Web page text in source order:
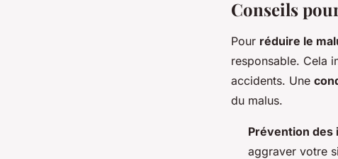
Conseils
Pour réduire le
responsable. Cela
accidents. Une
du malus.
Prévention des
aggraver votre